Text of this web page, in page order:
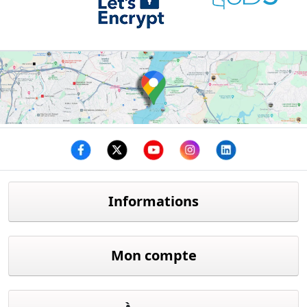
Informations
Mon compte